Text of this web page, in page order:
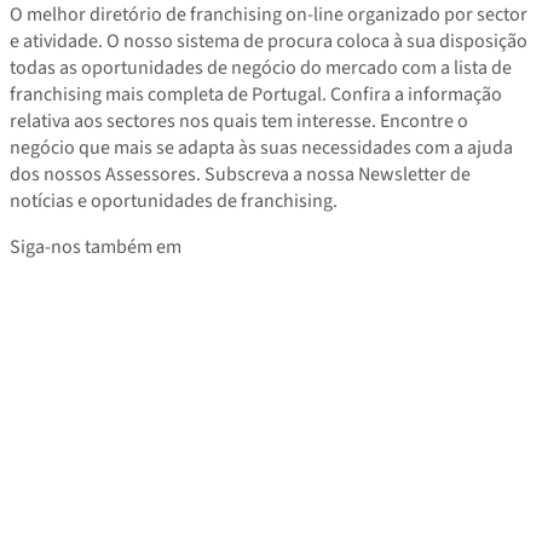
O melhor diretório de franchising on-line organizado por sector
e atividade. O nosso sistema de procura coloca à sua disposição
todas as oportunidades de negócio do mercado com a lista de
franchising mais completa de Portugal. Confira a informação
relativa aos sectores nos quais tem interesse. Encontre o
negócio que mais se adapta às suas necessidades com a ajuda
dos nossos Assessores. Subscreva a nossa Newsletter de
notícias e oportunidades de franchising.
Siga-nos também em